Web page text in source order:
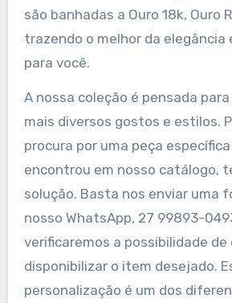
são banhadas a Ouro 18k, Ouro
trazendo o melhor da elegância
para você.
A nossa coleção é pensada
mais diversos gostos e estilos.
procura por uma peça
encontrou em nosso catálogo,
solução. Basta nos enviar uma
nosso WhatsApp, 27 99893-
verificaremos a possibilidade
disponibilizar o item desejado.
personalização é um dos